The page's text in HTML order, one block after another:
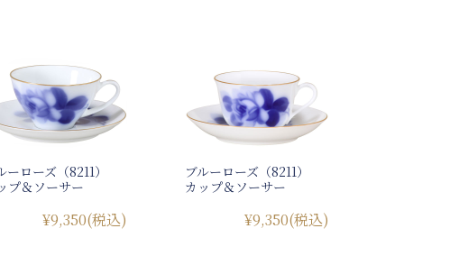
ーローズ（8211）
プ＆ソーサー
¥9,350(税込)
ブルーローズ（8211）
カップ＆ソーサー
¥9,350(税込)